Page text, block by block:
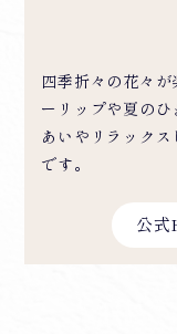
四季折々の花々が
ーリップや夏の
あいやリラック
です。
公